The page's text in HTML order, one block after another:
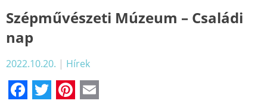
Szépművészeti Múzeum – Családi
nap
2022.10.20. | Hírek
Facebook
TwitterPinterest